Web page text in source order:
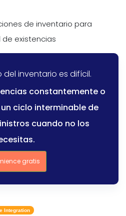
de inventario para
existencias
del inventario es difícil.
constantemente o
ciclo interminable de
cuando no los
gratis
Integration